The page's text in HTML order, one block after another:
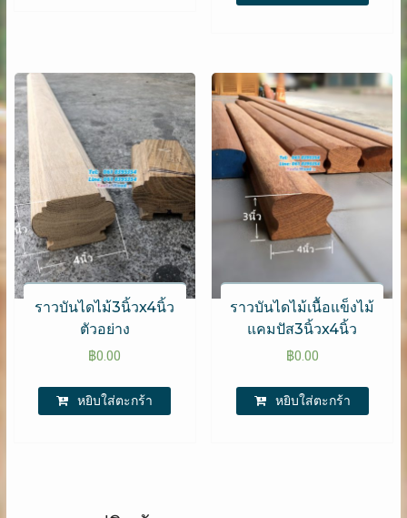
ราวบันไดไม้3นิ้วx4นิ้ว
ตัวอย่าง
฿0.00
หยิบใส่ตะกร้า
ราวบันไดไม้เนื้อแข็งไม้
แคมปัส3นิ้วx4นิ้ว
฿0.00
หยิบใส่ตะกร้า